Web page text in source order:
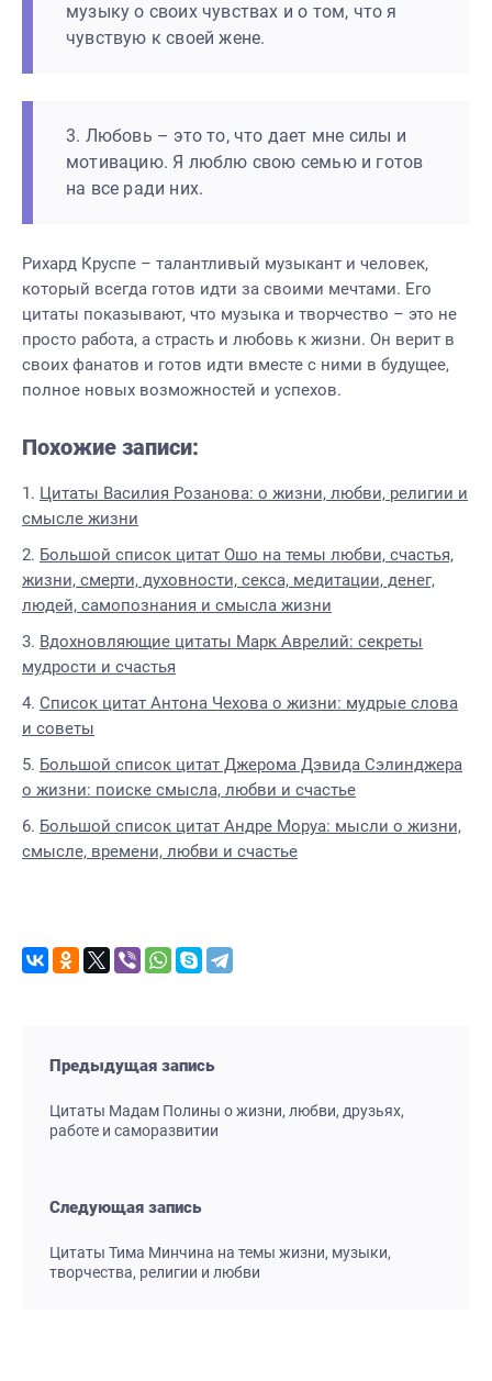
музыку о своих чувствах и о том, что я
чувствую к своей жене.
3. Любовь – это то, что дает мне силы и
мотивацию. Я люблю свою семью и готов
на все ради них.
Рихард Круспе – талантливый музыкант и человек,
который всегда готов идти за своими мечтами. Его
цитаты показывают, что музыка и творчество – это не
просто работа, а страсть и любовь к жизни. Он верит в
своих фанатов и готов идти вместе с ними в будущее,
полное новых возможностей и успехов.
Похожие записи:
Цитаты Василия Розанова: о жизни, любви, религии и
смысле жизни
Большой список цитат Ошо на темы любви, счастья,
жизни, смерти, духовности, секса, медитации, денег,
людей, самопознания и смысла жизни
Вдохновляющие цитаты Марк Аврелий: секреты
мудрости и счастья
Список цитат Антона Чехова о жизни: мудрые слова
и советы
Большой список цитат Джерома Дэвида Сэлинджера
о жизни: поиске смысла, любви и счастье
Большой список цитат Андре Моруа: мысли о жизни,
смысле, времени, любви и счастье
Предыдущая запись
Цитаты Мадам Полины о жизни, любви, друзьях,
работе и саморазвитии
Следующая запись
Цитаты Тима Минчина на темы жизни, музыки,
творчества, религии и любви